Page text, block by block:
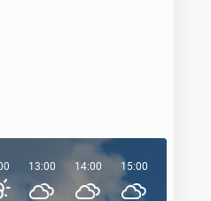
13:00 14:00 15:00